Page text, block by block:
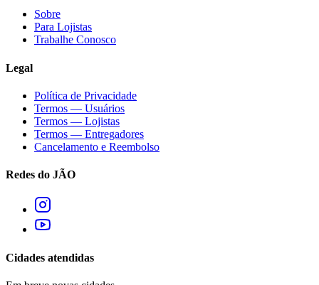
Sobre
Para Lojistas
Trabalhe Conosco
Legal
Política de Privacidade
Termos — Usuários
Termos — Lojistas
Termos — Entregadores
Cancelamento e Reembolso
Redes do JÃO
Cidades atendidas